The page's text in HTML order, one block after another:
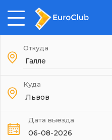
Откуда
Куда
Дата выезда